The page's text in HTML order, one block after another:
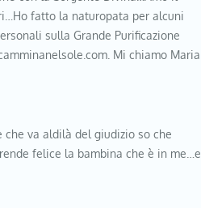
fatto la naturopata per alcuni
sulla Grande Purificazione
Mi chiamo Maria
va aldilà del giudizio so che
felice la bambina che è in me…e